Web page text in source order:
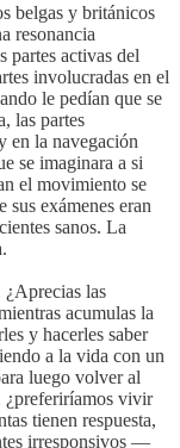
belgas y británicos
resonancia
partes activas del
involucradas en el
le pedían que se
las partes
en la navegación
se imaginara a si
el movimiento se
sus exámenes eran
sanos. La
¿Aprecias las
acumulas la
y hacerles saber
a la vida con un
luego volver al
¿preferiríamos vivir
tienen respuesta,
irresponsivos —